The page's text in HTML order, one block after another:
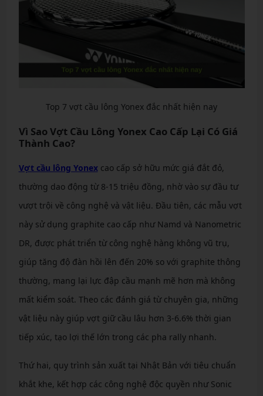
Top 7 vợt cầu lông Yonex đắc nhất hiện nay
Vì Sao Vợt Cầu Lông Yonex Cao Cấp Lại Có Giá
Thành Cao?
Vợt cầu lông Yonexcao cấp sở hữu mức giá đắt đỏ,
thường dao động từ 8-15 triệu đồng, nhờ vào sự đầu tư
vượt trội về công nghệ và vật liệu. Đầu tiên, các mẫu vợt
này sử dụng graphite cao cấp như Namd và Nanometric
DR, được phát triển từ công nghệ hàng không vũ trụ,
giúp tăng độ đàn hồi lên đến 20% so với graphite thông
thường, mang lại lực đập cầu mạnh mẽ hơn mà không
mất kiểm soát. Theo các đánh giá từ chuyên gia, những
vật liệu này giúp vợt giữ cầu lâu hơn 3-6.6% thời gian
tiếp xúc, tạo lợi thế lớn trong các pha rally nhanh.
Thứ hai, quy trình sản xuất tại Nhật Bản với tiêu chuẩn
khắt khe, kết hợp các công nghệ độc quyền như Sonic